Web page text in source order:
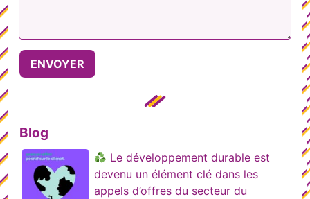
Blog
Le développement durable est
devenu un élément clé dans les
appels d’offres du secteur du